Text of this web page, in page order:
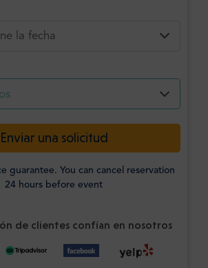
la fecha
Enviar una solicitud
guarantee. You can cancel reservation
24 hours before event
de clientes confían en nosotros